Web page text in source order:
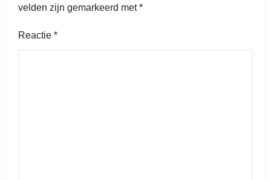
velden zijn gemarkeerd met*
Reactie *